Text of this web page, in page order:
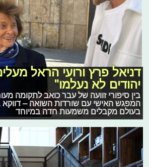
דניאל פרץ ורועי הראל
יהודים לא נעלמו"
בין סיפורי זוועה של עבר כואב לתקומה
המפגש האישי עם שורדות השואה – דווקא
בעולם מקבלים משמעות חדה במיוחד